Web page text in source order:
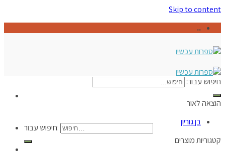
Skip to content
..
חיפוש עבור:
חיפוש עבור:
הוצאה לאור
בן גוריון
קטגוריות מוצרים